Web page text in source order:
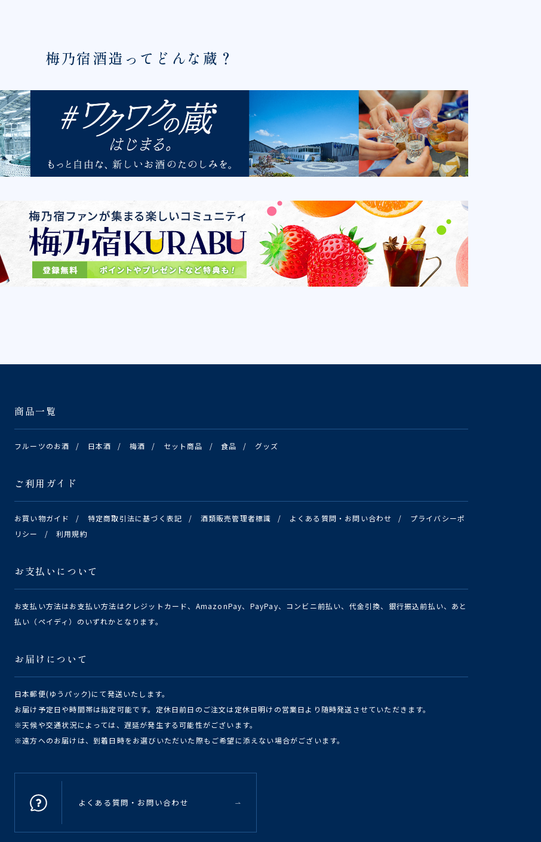
梅乃宿酒造ってどんな蔵？
商品一覧
フルーツのお酒 / 日本酒 / 梅酒 / セット商品 / 食品 / グッズ
ご利用ガイド
お買い物ガイド / 特定商取引法に基づく表記 / 酒類販売管理者標識 / よくある質問・お問い合わせ /
プライバシーポ
リシー
/ 利用規約
お支払いについて
お支払い方法はお支払い方法はクレジットカード、AmazonPay、PayPay、コンビニ前払い、代金引換、銀行振込前払い、あと
払い（ペイディ）のいずれかとなります。
お届けについて
日本郵便(ゆうパック)にて発送いたします。
お届け予定日や時間帯は指定可能です。定休日前日のご注文は定休日明けの営業日より随時発送させていただきます。
※天候や交通状況によっては、遅延が発生する可能性がございます。
※遠方へのお届けは、到着日時をお選びいただいた際もご希望に添えない場合がございます。
よくある質問・お問い合わせ